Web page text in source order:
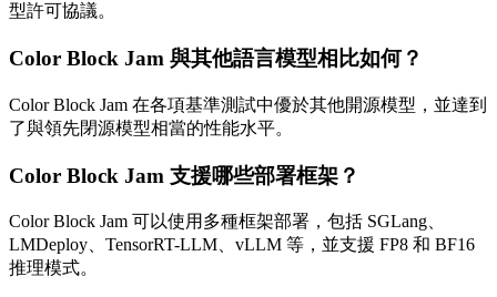
型許可協議。
Color Block Jam 與其他語言模型相比如何？
Color Block Jam 在各項基準測試中優於其他開源模型，並達到
了與領先閉源模型相當的性能水平。
Color Block Jam 支援哪些部署框架？
Color Block Jam 可以使用多種框架部署，包括 SGLang、
LMDeploy、TensorRT-LLM、vLLM 等，並支援 FP8 和 BF16
推理模式。